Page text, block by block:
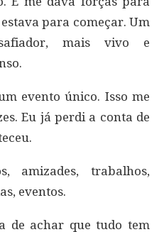
para começar. Um
mais vivo e
evento único. Isso me
Eu já perdi a conta de
amizades, trabalhos,
eventos.
de achar que tudo tem